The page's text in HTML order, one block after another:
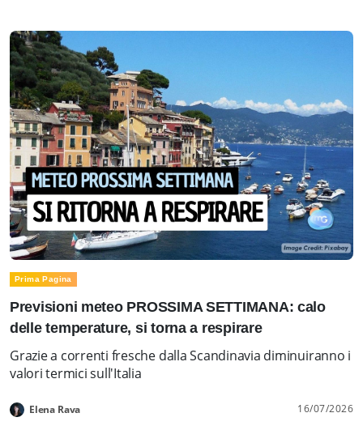
Prima Pagina
Previsioni meteo PROSSIMA SETTIMANA: calo
delle temperature, si torna a respirare
Grazie a correnti fresche dalla Scandinavia diminuiranno i
valori termici sull'Italia
Elena Rava 16/07/2026